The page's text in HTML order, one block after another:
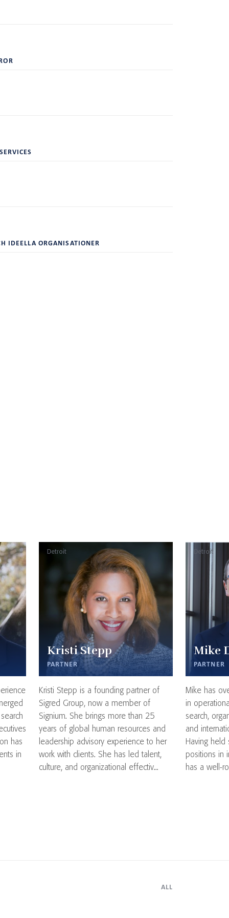
IDEELLA ORGANISATIONER
has
in
Detroit
Kristi Stepp
PARTNER
Kristi Stepp is a founding partner of
Sigred Group, now a member of
Signium. She brings more than 25
years of global human resources and
leadership advisory experience to her
work with clients. She has led talent,
culture, and organizational effectiv...
Detroit
Mike
PARTNER
Mike has
in
search,
and
Having held
positions in
has a well-
ALL